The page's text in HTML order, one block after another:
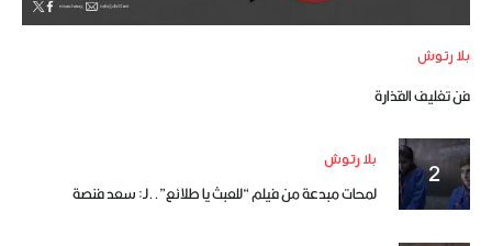
بلا رتوش
فن تغليف القذارة
بلا رتوش
لمحات مبدعة من فيلم “للعبث يا طلائع”..لـ: سعد فنصة